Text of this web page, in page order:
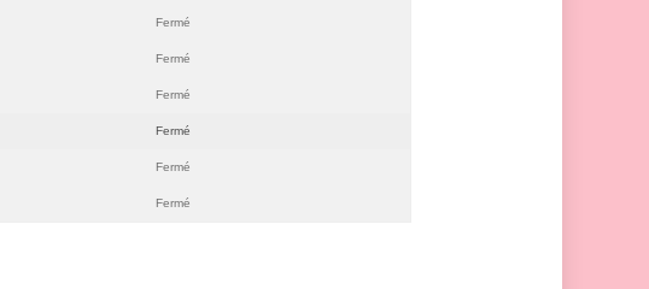
Fermé
Fermé
Fermé
Fermé
Fermé
Fermé